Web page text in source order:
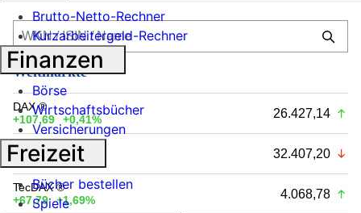
Weltmärkte
DAX ®
+107,69
+0,41% 26.427,14
MDAX ®
-23,92
-0,07% 32.407,20
TecDAX ®
+67,79
+1,69% 4.068,78
Brutto-Netto-Rechner
Kurzarbeitergeld-Rechner
Finanzen
Börse
Wirtschaftsbücher
Versicherungen
Freizeit
Bücher bestellen
Spiele